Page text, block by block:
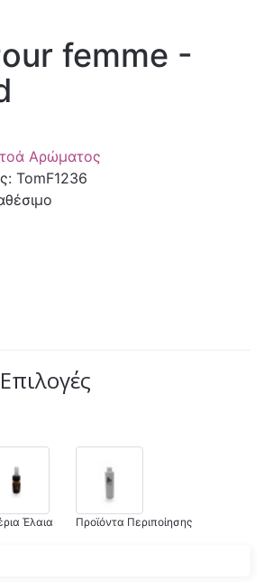
femme -
Αρώματος
TomF1236
Έλαια Προϊόντα Περιποίησης